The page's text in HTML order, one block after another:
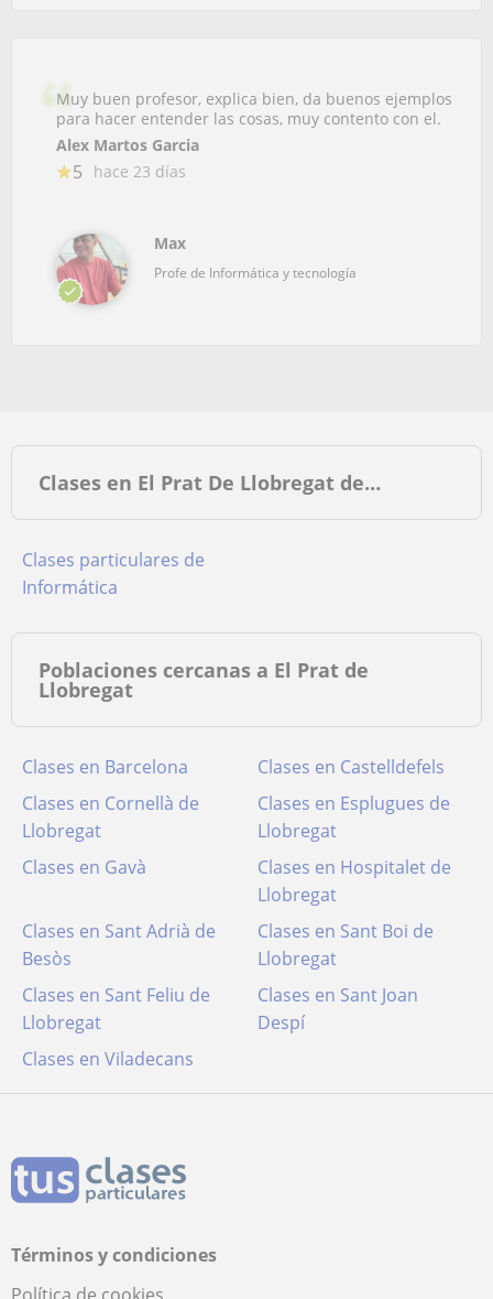
Muy buen profesor, explica bien, da buenos ejemplos
para hacer entender las cosas, muy contento con el.
Alex Martos Garcia
5 hace 23 días
Max
Profe de Informática y tecnología
Clases en El Prat De Llobregat de…
Clases particulares de
Informática
Poblaciones cercanas a El Prat de
Llobregat
Clases en Barcelona
Clases en Castelldefels
Clases en Cornellà de
Llobregat
Clases en Esplugues de
Llobregat
Clases en Gavà
Clases en Hospitalet de
Llobregat
Clases en Sant Adrià de
Besòs
Clases en Sant Boi de
Llobregat
Clases en Sant Feliu de
Llobregat
Clases en Sant Joan
Despí
Clases en Viladecans
Términos y condiciones